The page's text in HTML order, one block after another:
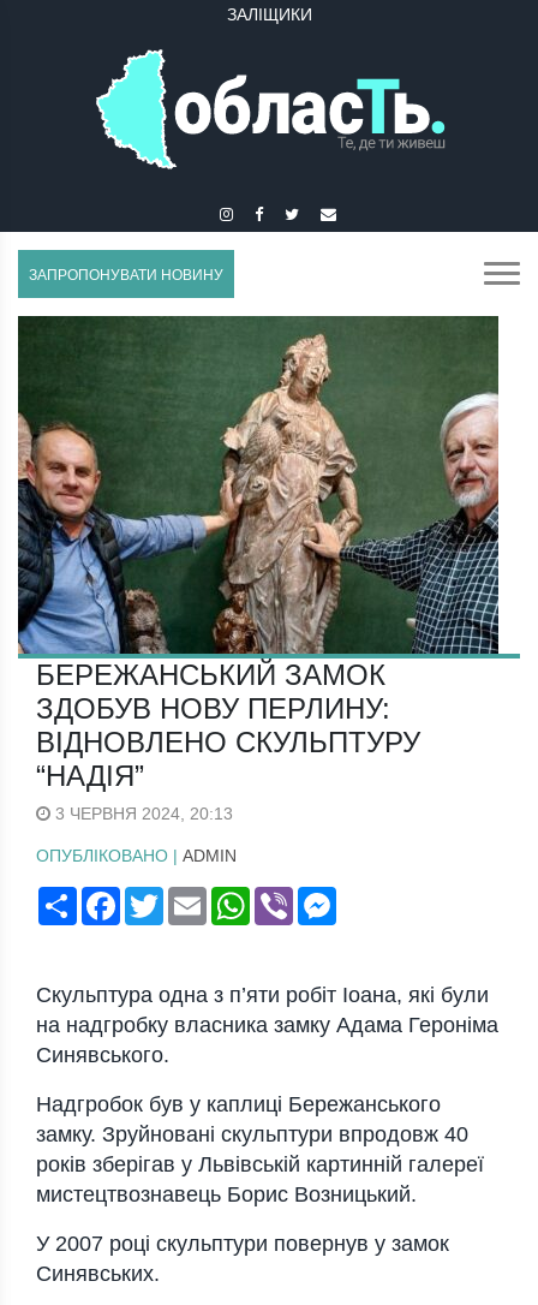
ЗАЛІЩИКИ
ЗАПРОПОНУВАТИ НОВИНУ
БЕРЕЖАНСЬКИЙ ЗАМОК
ЗДОБУВ НОВУ ПЕРЛИНУ:
ВІДНОВЛЕНО СКУЛЬПТУРУ
“НАДІЯ”
3 ЧЕРВНЯ 2024, 20:13
ОПУБЛІКОВАНО | ADMIN
ПоширитиFacebook
TwitterEmail WhatsApp
Viber
Скульптура одна з п’яти робіт Іоана, які були
на надгробку власника замку Адама Героніма
Синявського.
Надгробок був у каплиці Бережанського
замку. Зруйновані скульптури впродовж 40
років зберігав у Львівській картинній галереї
мистецтвознавець Борис Возницький.
У 2007 році скульптури повернув у замок
Синявських.